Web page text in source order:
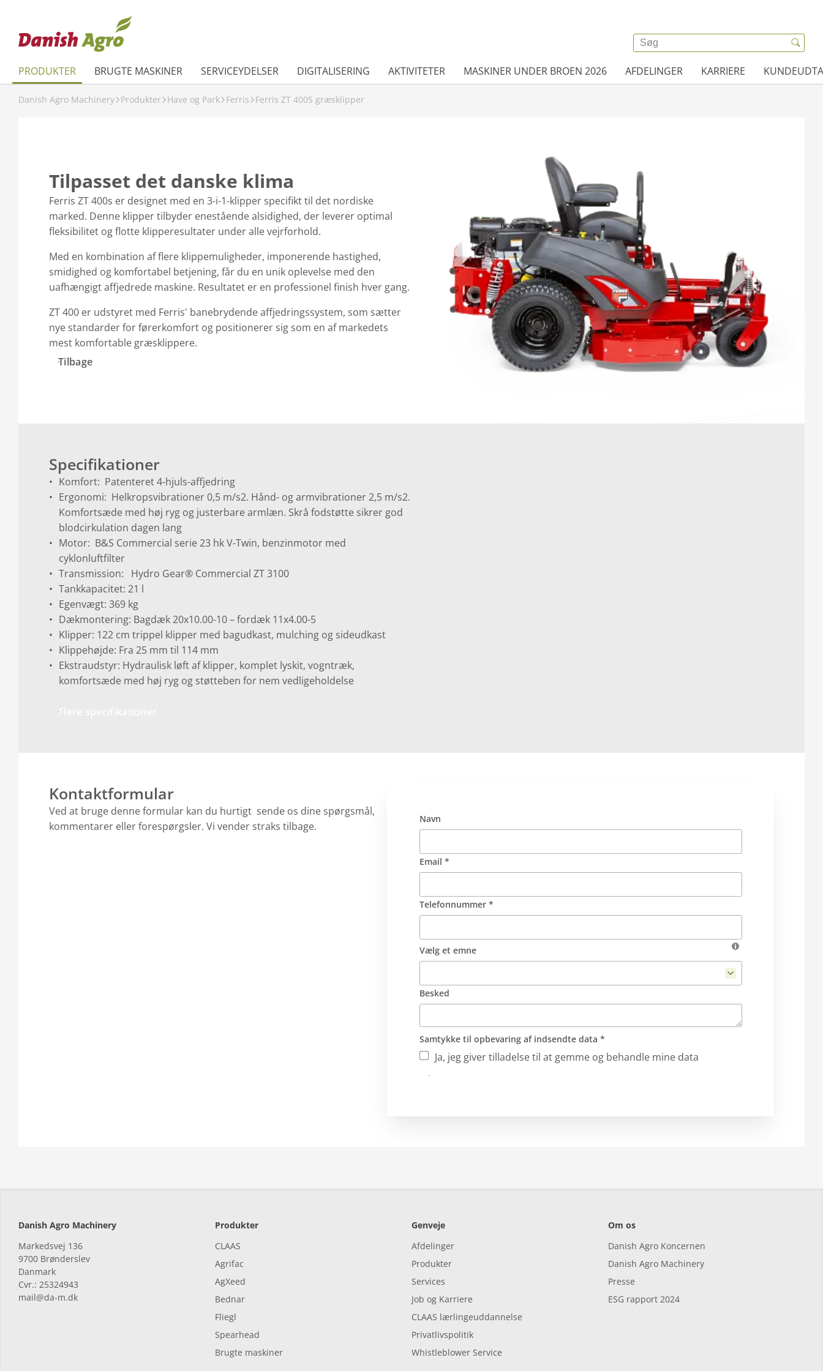
PRODUKTER BRUGTE MASKINER SERVICEYDELSER DIGITALISERING AKTIVITETER MASKINER UNDER BROEN 2026 AFDELINGER KARRIERE
Danish Agro Machinery Produkter Have og Park Ferris Ferris ZT 400S græsklipper
Tilpasset det danske klima
Ferris ZT 400s er designet med en 3-i-1-klipper specifikt til det nordiske
marked. Denne klipper tilbyder enestående alsidighed, der leverer optimal
fleksibilitet og flotte klipperesultater under alle vejrforhold.
Med en kombination af flere klippemuligheder, imponerende hastighed,
smidighed og komfortabel betjening, får du en unik oplevelse med den
uafhængigt affjedrede maskine. Resultatet er en professionel finish hver gang.
ZT 400 er udstyret med Ferris' banebrydende affjedringssystem, som sætter
nye standarder for førerkomfort og positionerer sig som en af markedets
mest komfortable græsklippere.
Tilbage
Specifikationer
Komfort: Patenteret 4-hjuls-affjedring
Ergonomi: Helkropsvibrationer 0,5 m/s2. Hånd- og armvibrationer 2,5 m/s2.
Komfortsæde med høj ryg og justerbare armlæn. Skrå fodstøtte sikrer god
blodcirkulation dagen lang
Motor: B&S Commercial serie 23 hk V-Twin, benzinmotor med
cyklonluftfilter
Transmission: Hydro Gear® Commercial ZT 3100
Tankkapacitet: 21 l
Egenvægt: 369 kg
Dækmontering: Bagdæk 20x10.00-10 – fordæk 11x4.00-5
Klipper: 122 cm trippel klipper med bagudkast, mulching og sideudkast
Klippehøjde: Fra 25 mm til 114 mm
Ekstraudstyr: Hydraulisk løft af klipper, komplet lyskit, vogntræk,
komfortsæde med høj ryg og støtteben for nem vedligeholdelse
Flere specifikationer
Kontaktformular
Ved at bruge denne formular kan du hurtigt sende os dine spørgsmål,
kommentarer eller forespørgsler. Vi vender straks tilbage.
Navn
Email *
Telefonnummer *
Vælg et emne
Besked
Samtykke til opbevaring af indsendte data *
Ja, jeg giver tilladelse til at gemme og behandle mine data
Send
Danish Agro Machinery
Markedsvej 136
9700 Brønderslev
Danmark
Cvr.: 25324943
mail@da-m.dk
Produkter
CLAAS
Agrifac
AgXeed
Bednar
Fliegl
Spearhead
Brugte maskiner
Genveje
Afdelinger
Produkter
Services
Job og Karriere
CLAAS lærlingeuddannelse
Privatlivspolitik
Whistleblower Service
Om os
Danish Agro Koncernen
Danish Agro Machinery
Presse
ESG rapport 2024